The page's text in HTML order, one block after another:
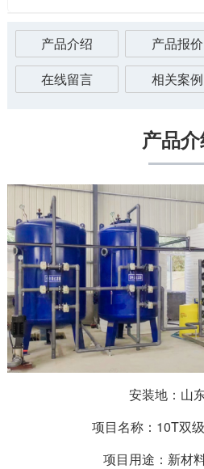
产品介绍 产品报价
在线留言
相关案例
产品
安装地：山
项目名称：10T双
项目用途：新材